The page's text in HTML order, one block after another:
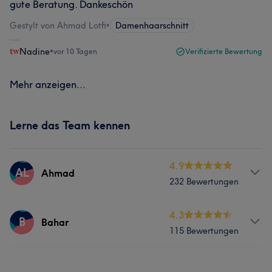
gute Beratung. Dankeschön
Gestylt von Ahmad Lotfi• Damenhaarschnitt
Nadine•vor 10 Tagen Verifizierte Bewertung
Mehr anzeigen...
Lerne das Team kennen
AL Ahmad
4.9
232 Bewertungen
Services
B Bahar
4.3
115 Bewertungen